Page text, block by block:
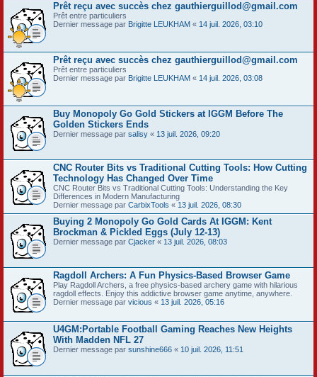
Prêt reçu avec succès chez gauthierguillod@gmail.com
Prêt entre particuliers
Dernier message par Brigitte LEUKHAM « 14 juil. 2026, 03:10
Prêt reçu avec succès chez gauthierguillod@gmail.com
Prêt entre particuliers
Dernier message par Brigitte LEUKHAM « 14 juil. 2026, 03:08
Buy Monopoly Go Gold Stickers at IGGM Before The
Golden Stickers Ends
Dernier message par salisy « 13 juil. 2026, 09:20
CNC Router Bits vs Traditional Cutting Tools: How Cutting
Technology Has Changed Over Time
CNC Router Bits vs Traditional Cutting Tools: Understanding the Key
Differences in Modern Manufacturing
Dernier message par CarbixTools « 13 juil. 2026, 08:30
Buying 2 Monopoly Go Gold Cards At IGGM: Kent
Brockman & Pickled Eggs (July 12-13)
Dernier message par Cjacker « 13 juil. 2026, 08:03
Ragdoll Archers: A Fun Physics-Based Browser Game
Play Ragdoll Archers, a free physics-based archery game with hilarious
ragdoll effects. Enjoy this addictive browser game anytime, anywhere.
Dernier message par vicious « 13 juil. 2026, 05:16
U4GM:Portable Football Gaming Reaches New Heights
With Madden NFL 27
Dernier message par sunshine666 « 10 juil. 2026, 11:51